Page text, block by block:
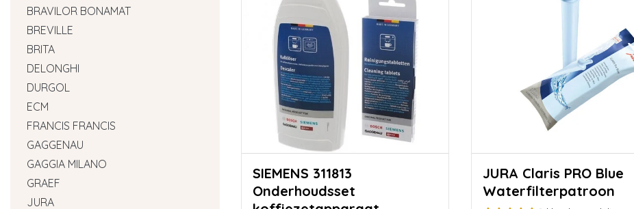
BRAVILOR BONAMAT
BREVILLE
BRITA
DELONGHI
DURGOL
ECM
FRANCIS FRANCIS
GAGGENAU
GAGGIA MILANO
GRAEF
JURA
SIEMENS 311813
Onderhoudsset
JURA Claris PRO Blue
Waterfilterpatroon